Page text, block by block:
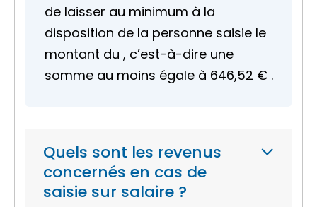
de laisser au minimum à la
disposition de la personne saisie le
montant du , c’est-à-dire une
somme au moins égale à 646,52 € .
Quels sont les revenus
concernés en cas de
saisie sur salaire ?